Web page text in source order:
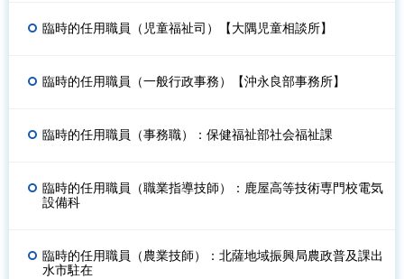
臨時的任用職員（児童福祉司）【大隅児童相談所】
臨時的任用職員（一般行政事務）【沖永良部事務所】
臨時的任用職員（事務職）：保健福祉部社会福祉課
臨時的任用職員（職業指導技師）：鹿屋高等技術専門校電気
設備科
臨時的任用職員（農業技師）：北薩地域振興局農政普及課出
水市駐在